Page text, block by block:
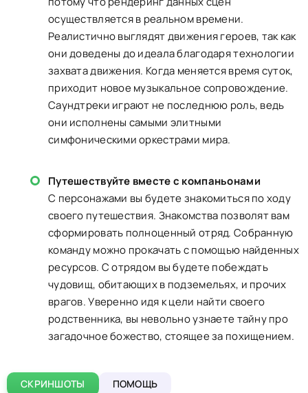
осуществляется в реальном времени.
Реалистично выглядят движения героев, так как
они доведены до идеала благодаря технологии
захвата движения. Когда меняется время суток,
приходит новое музыкальное сопровождение.
Саундтреки играют не последнюю роль, ведь
они исполнены самыми элитными
симфоническими оркестрами мира.
Путешествуйте вместе с компаньонами
С персонажами вы будете знакомиться по ходу
своего путешествия. Знакомства позволят вам
сформировать полноценный отряд. Собранную
команду можно прокачать с помощью найденных
ресурсов. С отрядом вы будете побеждать
чудовищ, обитающих в подземельях, и прочих
врагов. Уверенно идя к цели найти своего
родственника, вы невольно узнаете тайну про
загадочное божество, стоящее за похищением.
СКРИНШОТЫ ПОМОЩЬ